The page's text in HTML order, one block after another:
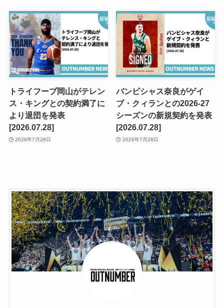
トライフープ岡山がテレン
ス・キングとの契約満了に
より退団を発表
[2026.07.28]
2026年7月28日
バンビシャス奈良がゲイ
ブ・クィランとの2026-27
シーズンの新規契約を発表
[2026.07.28]
2026年7月28日